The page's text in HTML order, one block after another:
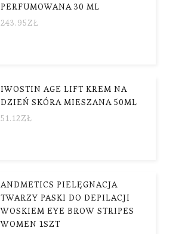
PERFUMOWANA 30 ML
243.95ZŁ
IWOSTIN AGE LIFT KREM NA
DZIEŃ SKÓRA MIESZANA 50ML
51.12ZŁ
ANDMETICS PIELĘGNACJA
TWARZY PASKI DO DEPILACJI
WOSKIEM EYE BROW STRIPES
WOMEN 1SZT